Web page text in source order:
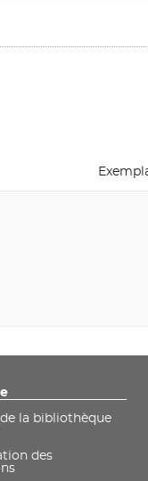
la bibliothèque
des